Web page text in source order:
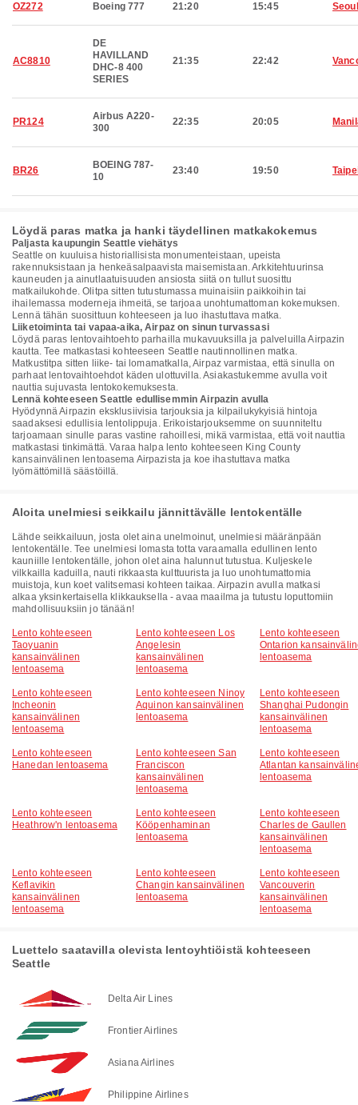
OZ272 Boeing 777 21:20 15:45 Seoul
AC8810
DE
HAVILLAND
DHC-8 400
SERIES
21:35 22:42
PR124
Airbus A220-
300
22:35 20:05
BR26
BOEING 787-
10
23:40 19:50
Löydä paras matka ja hanki täydellinen matkakokemus
Paljasta kaupungin Seattle viehätys
Seattle on kuuluisa historiallisista monumenteistaan, upeista
rakennuksistaan ja henkeäsalpaavista maisemistaan. Arkkitehtuurinsa
kauneuden ja ainutlaatuisuuden ansiosta siitä on tullut suosittu
matkailukohde. Olitpa sitten tutustumassa muinaisiin paikkoihin tai
ihailemassa moderneja ihmeitä, se tarjoaa unohtumattoman kokemuksen.
Lennä tähän suosittuun kohteeseen ja luo ihastuttava matka.
Liiketoiminta tai vapaa-aika, Airpaz on sinun turvassasi
Löydä paras lentovaihtoehto parhailla mukavuuksilla ja palveluilla Airpazin
kautta. Tee matkastasi kohteeseen Seattle nautinnollinen matka.
Matkustitpa sitten liike- tai lomamatkalla, Airpaz varmistaa, että sinulla on
parhaat lentovaihtoehdot käden ulottuvilla. Asiakastukemme avulla voit
nauttia sujuvasta lentokokemuksesta.
Lennä kohteeseen Seattle edullisemmin Airpazin avulla
Hyödynnä Airpazin eksklusiivisia tarjouksia ja kilpailukykyisiä hintoja
saadaksesi edullisia lentolippuja. Erikoistarjouksemme on suunniteltu
tarjoamaan sinulle paras vastine rahoillesi, mikä varmistaa, että voit nauttia
matkastasi tinkimättä. Varaa halpa lento kohteeseen King County
kansainvälinen lentoasema Airpazista ja koe ihastuttava matka
lyömättömillä säästöillä.
Aloita unelmiesi seikkailu jännittävälle lentokentälle
Lähde seikkailuun, josta olet aina unelmoinut, unelmiesi määränpään
lentokentälle. Tee unelmiesi lomasta totta varaamalla edullinen lento
kauniille lentokentälle, johon olet aina halunnut tutustua. Kuljeskele
vilkkailla kaduilla, nauti rikkaasta kulttuurista ja luo unohtumattomia
muistoja, kun koet valitsemasi kohteen taikaa. Airpazin avulla matkasi
alkaa yksinkertaisella klikkauksella - avaa maailma ja tutustu loputtomiin
mahdollisuuksiin jo tänään!
Lento kohteeseen
Taoyuanin
kansainvälinen
lentoasema
Lento kohteeseen Los
Angelesin
kansainvälinen
lentoasema
Lento kohteeseen
Ontarion
lentoasema
Lento kohteeseen
Incheonin
kansainvälinen
lentoasema
Lento kohteeseen Ninoy
Aquinon kansainvälinen
lentoasema
Lento kohteeseen
Shanghai Pudongin
kansainvälinen
lentoasema
Lento kohteeseen
Hanedan lentoasema
Lento kohteeseen San
Franciscon
kansainvälinen
lentoasema
Lento kohteeseen
Atlantan
lentoasema
Lento kohteeseen
Heathrow'n lentoasema
Lento kohteeseen
Kööpenhaminan
lentoasema
Lento kohteeseen
Charles de Gaullen
kansainvälinen
lentoasema
Lento kohteeseen
Keflavikin
kansainvälinen
lentoasema
Lento kohteeseen
Changin kansainvälinen
lentoasema
Lento kohteeseen
Vancouverin
kansainvälinen
lentoasema
Luettelo saatavilla olevista lentoyhtiöistä kohteeseen
Seattle
Delta Air Lines
Frontier Airlines
Asiana Airlines
Philippine Airlines